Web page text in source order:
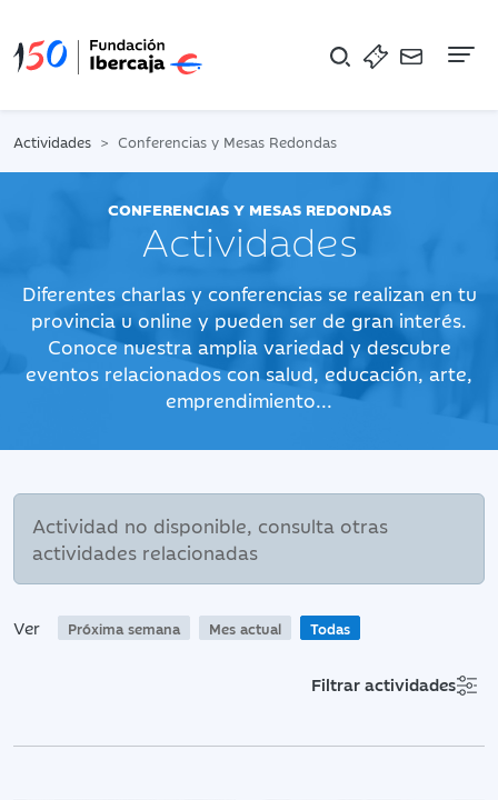
Actividades Conferencias y Mesas Redondas
CONFERENCIAS Y MESAS REDONDAS
Actividades
Diferentes charlas y conferencias se realizan en tu
provincia u online y pueden ser de gran interés.
Conoce nuestra amplia variedad y descubre
eventos relacionados con salud, educación, arte,
emprendimiento...
Actividad no disponible, consulta otras
actividades relacionadas
Ver Próxima semana Mes actual Todas
Filtrar actividades